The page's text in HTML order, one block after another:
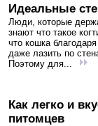
Идеальные
Люди, которые
знают что такое
что кошка
даже лазить по
Поэтому для...
Как легко и
питомцев